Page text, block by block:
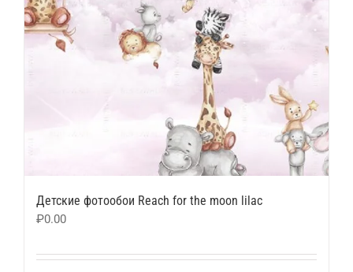
Детские фотообои Reach for the moon lilac
₽0.00